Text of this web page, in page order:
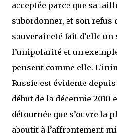
acceptée parce que sa
subordonner, et son refus
souveraineté fait d’elle
l’unipolarité et un
pensent comme elle.
Russie est évidente depuis
début de la décennie 2010
détournée que s’ouvre la
aboutit à l’affrontement